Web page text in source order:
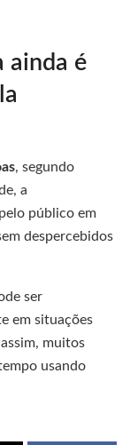
ainda é
, segundo
a
público em
despercebidos
ser
em situações
muitos
usando